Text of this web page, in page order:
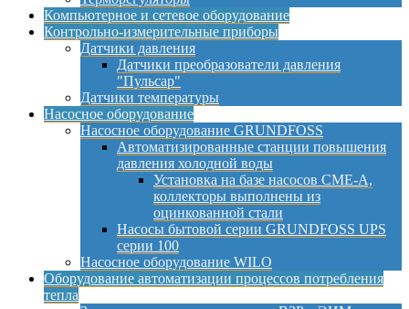
Компьютерное и сетевое оборудование
Контрольно-измерительные приборы
Датчики давления
Датчики преобразователи давления
"Пульсар"
Датчики температуры
Насосное оборудование
Насосное оборудование GRUNDFOSS
Автоматизированные станции повышения
давления холодной воды
Установка на базе насосов CME-A,
коллекторы выполнены из
оцинкованной стали
Насосы бытовой серии GRUNDFOSS UPS
серии 100
Насосное оборудование WILO
Оборудование автоматизации процессов потребления
тепла